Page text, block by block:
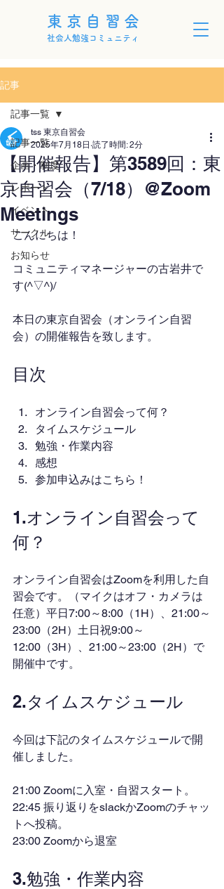
東京自習会
社会人勉強コミュニティ
記事
記事一覧
企画・制度
レポート
イベント
サークル
お知らせ
記事一覧
【開催報告】第3589回：東
京自習会（7/18）@Zoom
Meetings
tss 東京自習会
2025年7月18日 読了時間: 2分
こんにちは！
コミュニティマネージャーの古岩井で
す(^▽^)/
本日の東京自習会（オンライン自習
会）の開催報告を致します。
目次
オンライン自習会って何？
タイムスケジュール
勉強・作業内容
感想
参加申込みはこちら！
1.オンライン自習会って
何？
オンライン自習会はZoomを利用した自
習会です。（マイクはオフ・カメラは
任意）平日7:00～8:00（1H）、21:00～
23:00（2H）土日祝9:00～
12:00（3H）、21:00～23:00（2H）で
開催中です。
2.タイムスケジュール
今回は下記のタイムスケジュールで開
催しました。
21:00 Zoomに入室・自習スタート。
22:45 振り返りをslackかZoomのチャッ
トへ投稿。
23:00 Zoomから退室
3.勉強・作業内容